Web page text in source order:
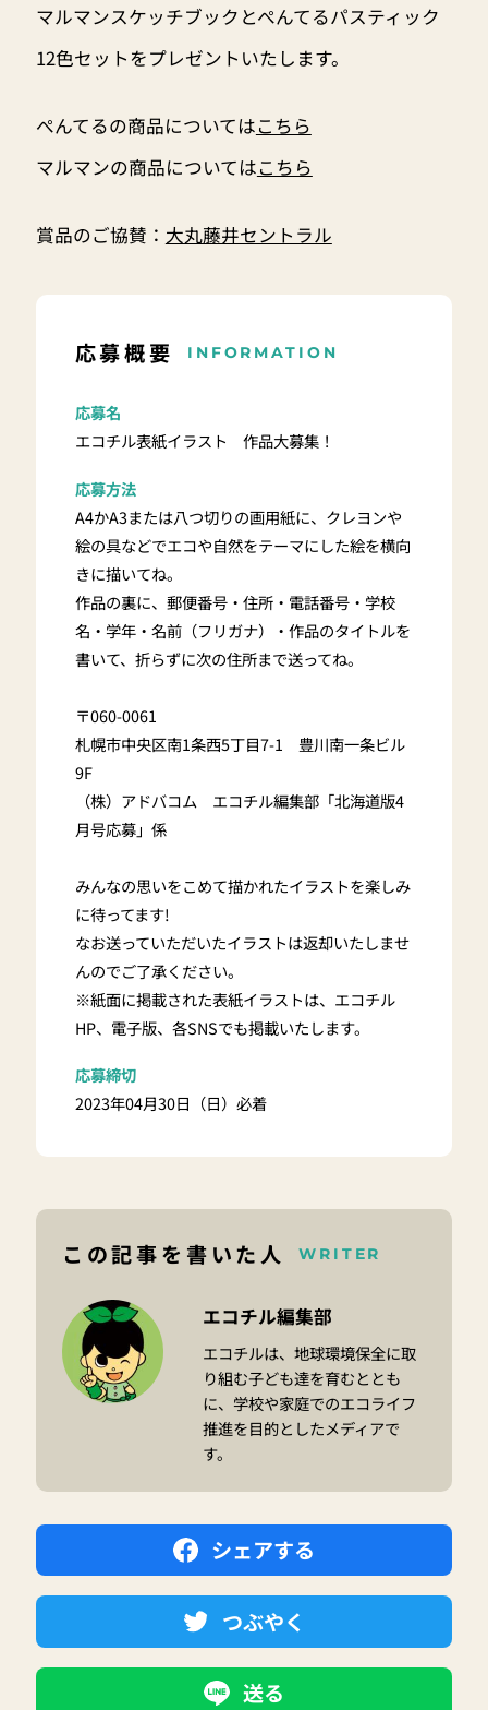
マルマンスケッチブックとぺんてるパスティック
12色セットをプレゼントいたします。
ぺんてるの商品についてはこちら
マルマンの商品についてはこちら
賞品のご協賛： 大丸藤井セントラル
応募概要 INFORMATION
応募名
エコチル表紙イラスト 作品大募集！
応募方法
A4かA3または八つ切りの画用紙に、クレヨンや
絵の具などでエコや自然をテーマにした絵を横向
きに描いてね。
作品の裏に、郵便番号・住所・電話番号・学校
名・学年・名前（フリガナ）・作品のタイトルを
書いて、折らずに次の住所まで送ってね。
〒060-0061
札幌市中央区南1条西5丁目7-1 豊川南一条ビル
9F
（株）アドバコム エコチル編集部「北海道版4
月号応募」係
みんなの思いをこめて描かれたイラストを楽しみ
に待ってます!
なお送っていただいたイラストは返却いたしませ
んのでご了承ください。
※紙面に掲載された表紙イラストは、エコチル
HP、電子版、各SNSでも掲載いたします。
応募締切
2023年04月30日（日）必着
この記事を書いた人 WRITER
エコチル編集部
エコチルは、地球環境保全に取
り組む子ども達を育むととも
に、学校や家庭でのエコライフ
推進を目的としたメディアで
す。
シェアする
つぶやく
送る